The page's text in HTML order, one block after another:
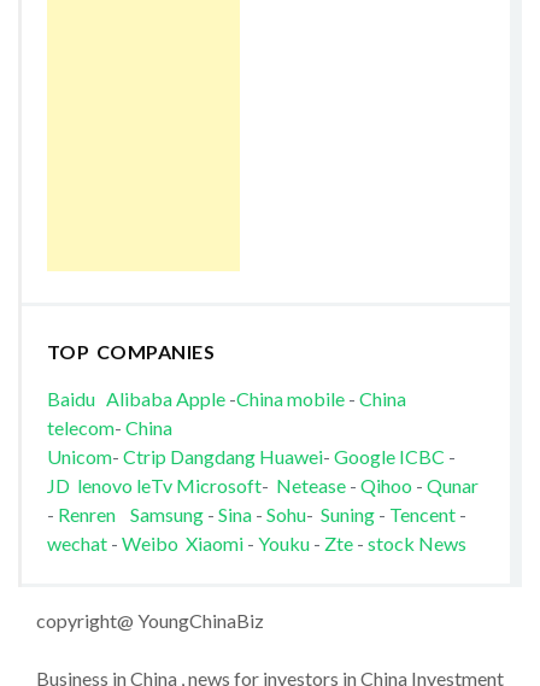
TOP COMPANIES
Baidu AlibabaApple-China mobile- China
telecom- China
Unicom- Ctrip Dangdang Huawei- Google ICBC -
JD lenovo leTv Microsoft- Netease- Qihoo - Qunar
- Renren Samsung- Sina- Sohu- Suning- Tencent-
wechat - Weibo Xiaomi- Youku - Zte- stock News
copyright@ YoungChinaBiz
Business in China , news for investors in China Investment